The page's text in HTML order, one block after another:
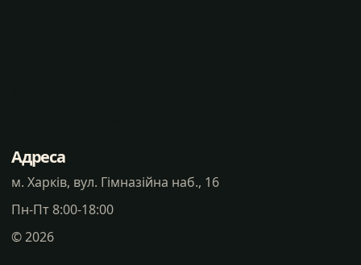
Адреса
м. Харків, вул. Гімназійна наб., 16
Пн-Пт 8:00-18:00
©2026